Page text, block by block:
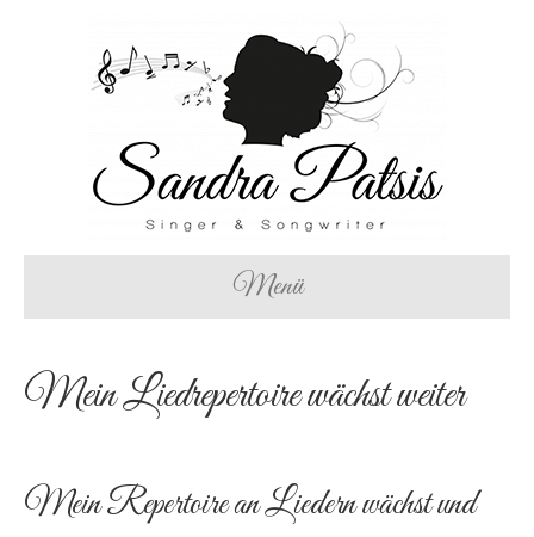
Menü
Mein Liedrepertoire wächst weiter
Mein Repertoire an Liedern wächst und